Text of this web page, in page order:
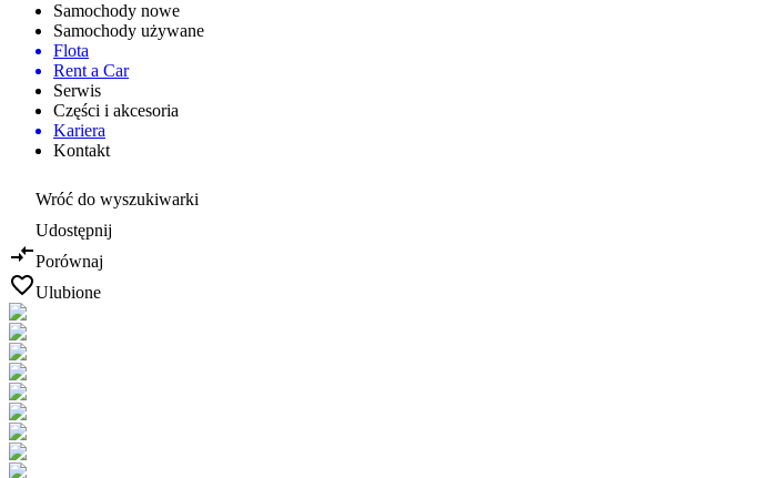
Samochody nowe
Samochody używane
Flota
Rent a Car
Serwis
Części i akcesoria
Kariera
Kontakt
Wróć do wyszukiwarki
Udostępnij
Porównaj
Ulubione